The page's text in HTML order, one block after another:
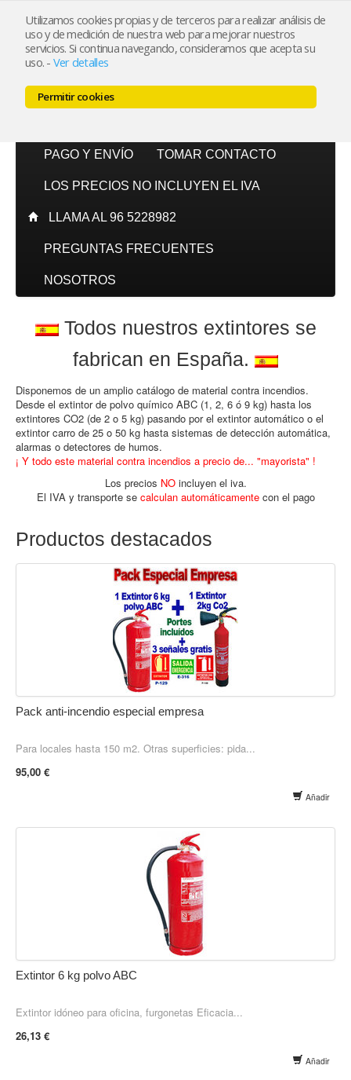
Utilizamos cookies propias y de terceros para realizar análisis de
uso y de medición de nuestra web para mejorar nuestros
servicios. Si continua navegando, consideramos que acepta su
uso. - Ver detalles
Permitir cookies
Mi cuenta
PAGO Y ENVÍO TOMAR CONTACTO
LOS PRECIOS NO INCLUYEN EL IVA
LLAMA AL 96 5228982
PREGUNTAS FRECUENTES
NOSOTROS
Todos nuestros extintores se
fabrican en España.
Disponemos de un amplio catálogo de material contra incendios.
Desde el extintor de polvo químico ABC (1, 2, 6 ó 9 kg) hasta los
extintores CO2 (de 2 o 5 kg) pasando por el extintor automático o el
extintor carro de 25 o 50 kg hasta sistemas de detección automática,
alarmas o detectores de humos.
¡ Y todo este material contra incendios a precio de... "mayorista" !
Los precios NOincluyen el iva.
El IVA y transporte se calculan automáticamentecon el pago
Productos destacados
Pack anti-incendio especial empresa
Para locales hasta 150 m2. Otras superficies: pida...
95,00 €
Añadir
Extintor 6 kg polvo ABC
Extintor idóneo para oficina, furgonetas Eficacia...
26,13 €
Añadir